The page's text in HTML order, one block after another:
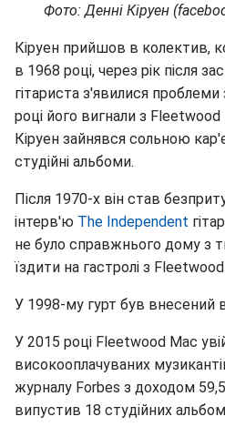
Фото: Денні Кіруен
Кіруен прийшов в колектив,
в 1968 році, через рік після
гітариста з'явилися проблеми
році його вигнали з Fleetwood
Кіруен зайнявся сольною
студійні альбоми.
Після 1970-х він став
інтерв'ю The Independent
не було справжнього дому з
їздити на гастролі з
У 1998-му гурт був внесений
У 2015 році Fleetwood Mac
високооплачуваних
журналу Forbes з доходом
випустив 18 студійних